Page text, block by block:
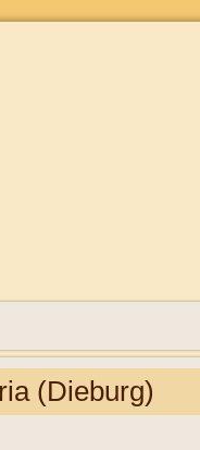
(Dieburg)